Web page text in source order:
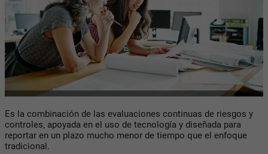
Es la combinación de las evaluaciones continuas de riesgos y
controles, apoyada en el uso de tecnología y diseñada para
reportar en un plazo mucho menor de tiempo que el enfoque
tradicional.